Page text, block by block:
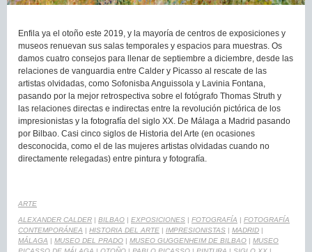
Enfila ya el otoño este 2019, y la mayoría de centros de exposiciones y
museos renuevan sus salas temporales y espacios para muestras. Os
damos cuatro consejos para llenar de septiembre a diciembre, desde las
relaciones de vanguardia entre Calder y Picasso al rescate de las
artistas olvidadas, como Sofonisba Anguissola y Lavinia Fontana,
pasando por la mejor retrospectiva sobre el fotógrafo Thomas Struth y
las relaciones directas e indirectas entre la revolución pictórica de los
impresionistas y la fotografía del siglo XX. De Málaga a Madrid pasando
por Bilbao. Casi cinco siglos de Historia del Arte (en ocasiones
desconocida, como el de las mujeres artistas olvidadas cuando no
directamente relegadas) entre pintura y fotografía.
ARTE
ALEXANDER CALDER | BILBAO | EXPOSICIONES | FOTOGRAFÍA | FOTOGRAFÍA
CONTEMPORÁNEA | HISTORIA DEL ARTE | IMPRESIONISTAS | MADRID |
MÁLAGA | MUSEO DEL PRADO | MUSEO GUGGENHEIM DE BILBAO | MUSEO